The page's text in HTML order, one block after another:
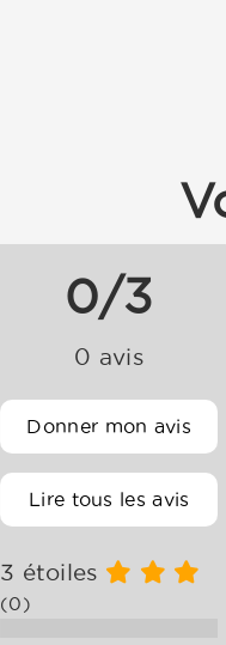
0/3
0 avis
Donner mon avis
Lire tous les avis
3 étoiles
(0)